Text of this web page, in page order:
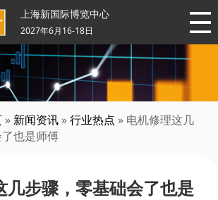
上海新国际博览中心
2027年6月16-18日
» 新闻资讯 »行业热点 » 电机修理这几
也是师傅
几步骤，零基础会了也是